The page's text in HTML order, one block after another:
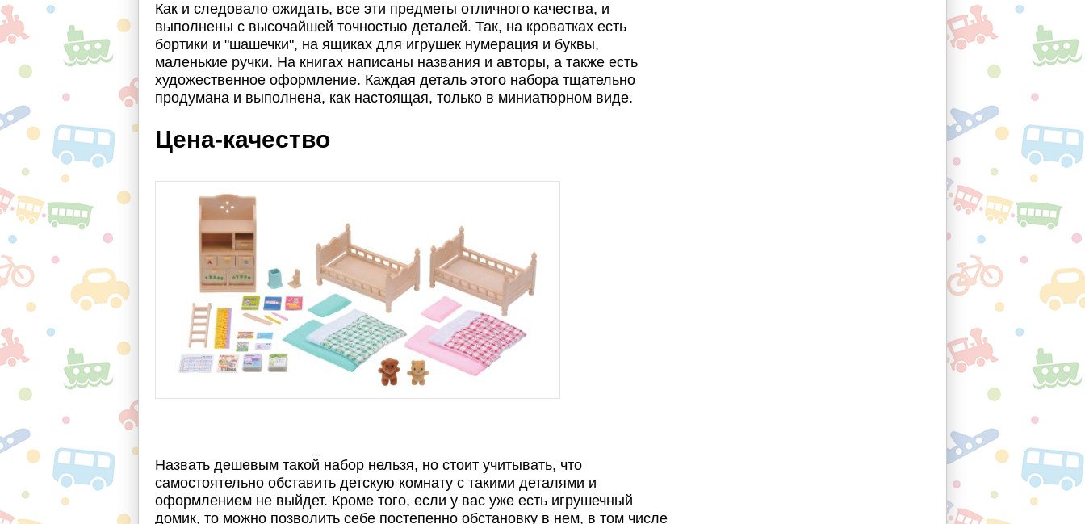
Как и следовало ожидать, все эти предметы отличного качества, и
выполнены с высочайшей точностью деталей. Так, на кроватках есть
бортики и "шашечки", на ящиках для игрушек нумерация и буквы,
маленькие ручки. На книгах написаны названия и авторы, а также есть
художественное оформление. Каждая деталь этого набора тщательно
продумана и выполнена, как настоящая, только в миниатюрном виде.
Цена-качество
Назвать дешевым такой набор нельзя, но стоит учитывать, что
самостоятельно обставить детскую комнату с такими деталями и
оформлением не выйдет. Кроме того, если у вас уже есть игрушечный
домик, то можно позволить себе постепенно обстановку в нем, в том числе